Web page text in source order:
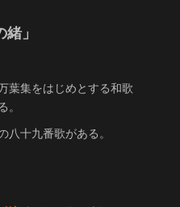
」
葉集をはじめとする和歌
八十九番歌がある。